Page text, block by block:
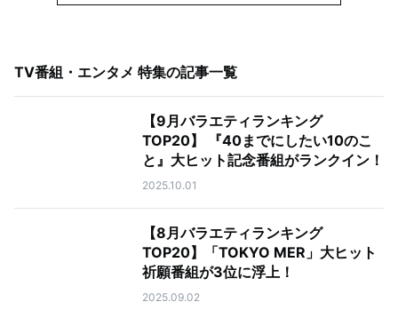
TV番組・エンタメ 特集の記事一覧
【9月バラエティランキング
TOP20】 『40までにしたい10のこ
と』大ヒット記念番組がランクイン！
2025.10.01
【8月バラエティランキング
TOP20】「TOKYO MER」大ヒット
祈願番組が3位に浮上！
2025.09.02